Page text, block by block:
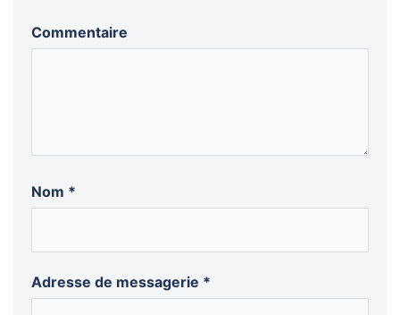
Commentaire
Nom *
Adresse de messagerie *